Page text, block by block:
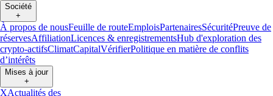
Société
+
À propos de nousFeuille de routeEmploisPartenairesSécuritéPreuve de
réservesAffiliationLicences & enregistrementsHub d'exploration des
crypto-actifsClimatCapitalVérifierPolitique en matière de conflits
d’intérêts
Mises à jour
+
XActualités des